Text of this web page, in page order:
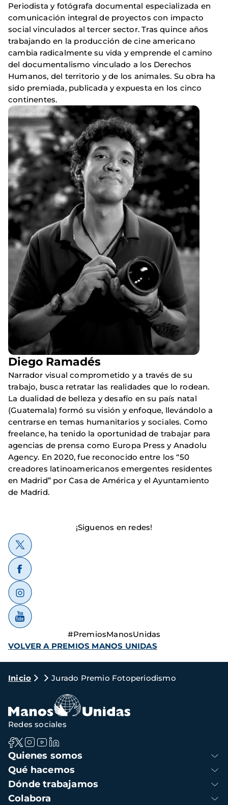
Periodista y fotógrafa documental especializada en
comunicación integral de proyectos con impacto
social vinculados al tercer sector. Tras quince años
trabajando en la producción de cine americano
cambia radicalmente su vida y emprende el camino
del documentalismo vinculado a los Derechos
Humanos, del territorio y de los animales. Su obra ha
sido premiada, publicada y expuesta en los cinco
continentes.
Diego Ramadés
Narrador visual comprometido y a través de su
trabajo, busca retratar las realidades que lo rodean.
La dualidad de belleza y desafío en su país natal
(Guatemala) formó su visión y enfoque, llevándolo a
centrarse en temas humanitarios y sociales. Como
freelance, ha tenido la oportunidad de trabajar para
agencias de prensa como Europa Press y Anadolu
Agency. En 2020, fue reconocido entre los “50
creadores latinoamericanos emergentes residentes
en Madrid” por Casa de América y el Ayuntamiento
de Madrid.
¡Siguenos en redes!
#PremiosManosUnidas
VOLVER A PREMIOS MANOS UNIDAS
Ruta
navegación
Inicio Jurado Premio Fotoperiodismo
Navegación
principal
Quienes somos
Qué hacemos
Dónde trabajamos
Colabora
Redes sociales